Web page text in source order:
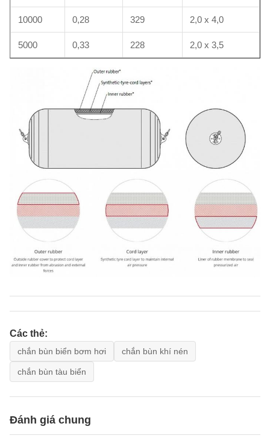
10000 0,28 329 2,0 x 4,0
5000 0,33 228 2,0 x 3,5
Các thẻ:
chắn bùn biển bơm hơi chắn bùn khí nén
chắn bùn tàu biển
Đánh giá chung